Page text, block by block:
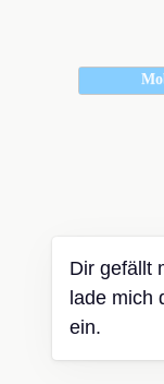
Dir gefällt
lade mich
ein.